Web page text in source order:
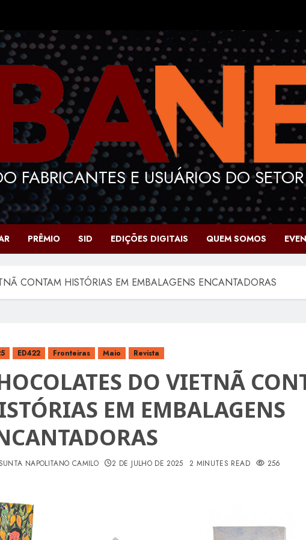
FABRICANTES E USUÁRIOS DO
PRÊMIO SID EDIÇÕES DIGITAIS QUEM SOMOS
CONTAM HISTÓRIAS EM EMBALAGENS ENCANTADORAS
ED422 Fronteiras Maio Revista
DO VIETNÃ
EM EMBALAGENS
NAPOLITANO CAMILO 2 DE JULHO DE 2025 2 MINUTES READ 256